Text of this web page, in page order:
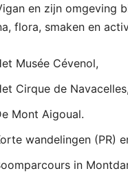
en zijn omgeving
flora, smaken en
Musée Cévenol,
Cirque de
Mont Aigoual.
wandelingen (PR)
in